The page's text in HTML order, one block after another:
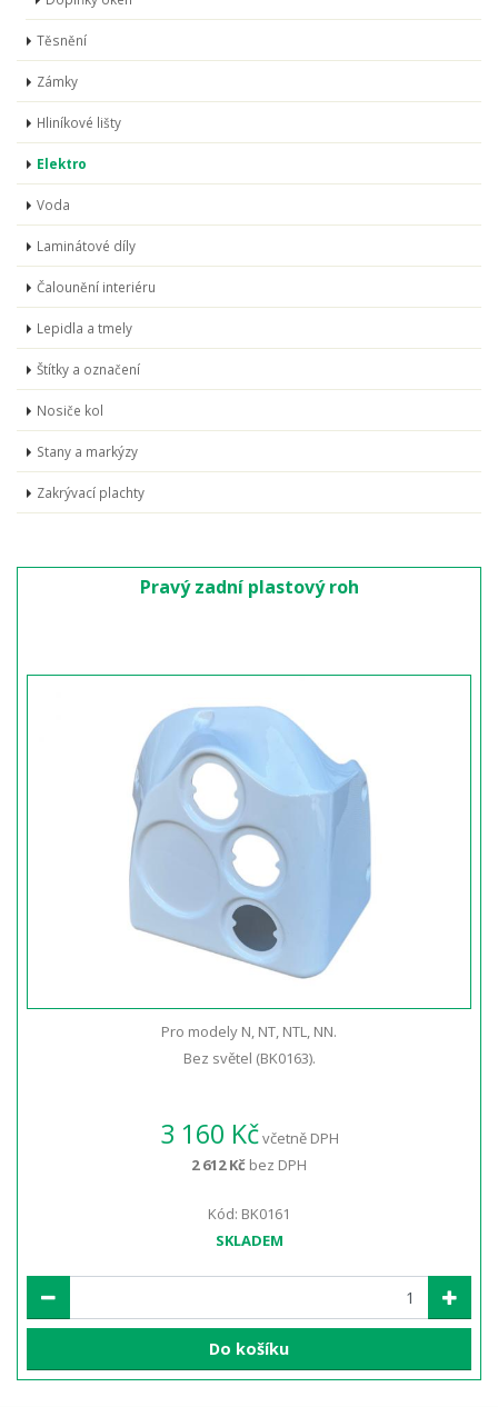
Těsnění
Zámky
Hliníkové lišty
Elektro
Voda
Laminátové díly
Čalounění interiéru
Lepidla a tmely
Štítky a označení
Nosiče kol
Stany a markýzy
Zakrývací plachty
Pravý zadní plastový roh
Pro modely N, NT, NTL, NN.
Bez světel (BK0163).
3 160 Kčvčetně DPH
2 612 Kč bez DPH
Kód: BK0161
SKLADEM
Do košíku